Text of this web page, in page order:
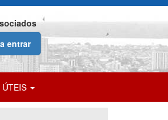
entrar
ÚTEIS